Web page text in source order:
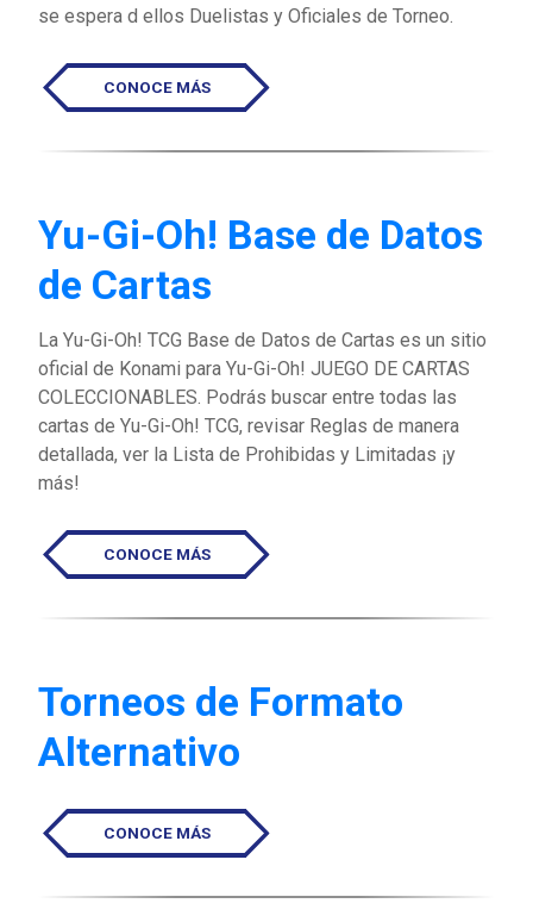
se espera d ellos Duelistas y Oficiales de Torneo.
CONOCE MÁS
Yu-Gi-Oh! Base de Datos
de Cartas
La Yu-Gi-Oh! TCG Base de Datos de Cartas es un sitio
oficial de Konami para Yu-Gi-Oh! JUEGO DE CARTAS
COLECCIONABLES. Podrás buscar entre todas las
cartas de Yu-Gi-Oh! TCG, revisar Reglas de manera
detallada, ver la Lista de Prohibidas y Limitadas ¡y
más!
CONOCE MÁS
Torneos de Formato
Alternativo
CONOCE MÁS